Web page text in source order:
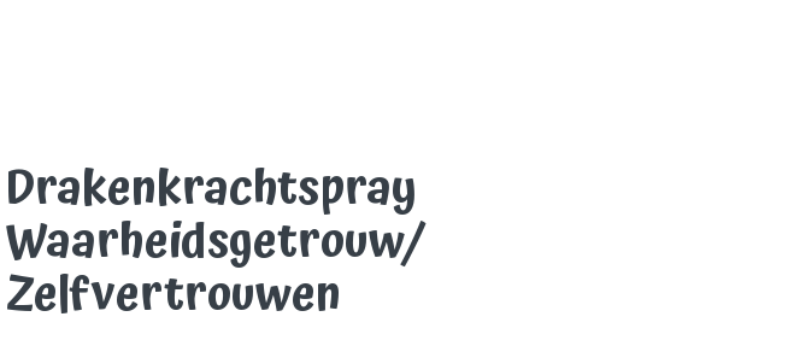
Drakenkrachtspray
Waarheidsgetrouw/
Zelfvertrouwen